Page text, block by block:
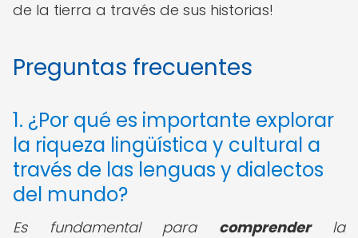
de la tierra a través de sus historias!
Preguntas frecuentes
1. ¿Por qué es importante explorar
la riqueza lingüística y cultural a
través de las lenguas y dialectos
del mundo?
Es fundamental para comprenderla